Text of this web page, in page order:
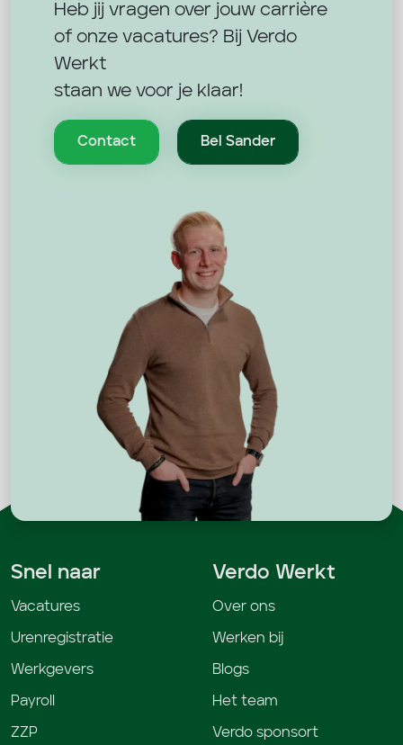
Heb jij vragen over jouw carrière
of onze vacatures? Bij Verdo
Werkt
staan we voor je klaar!
Contact Bel Sander
Snel naar
Vacatures
Urenregistratie
Werkgevers
Payroll
ZZP
Verdo Werkt
Over ons
Werken bij
Blogs
Het team
Verdo sponsort